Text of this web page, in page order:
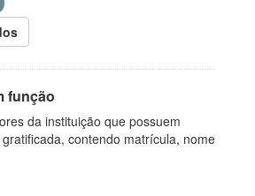
função
da instituição que possuem
contendo matrícula, nome